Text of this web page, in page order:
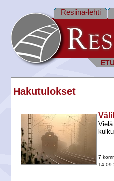
Resiina-lehti
Hakutulokset
Vielä
7